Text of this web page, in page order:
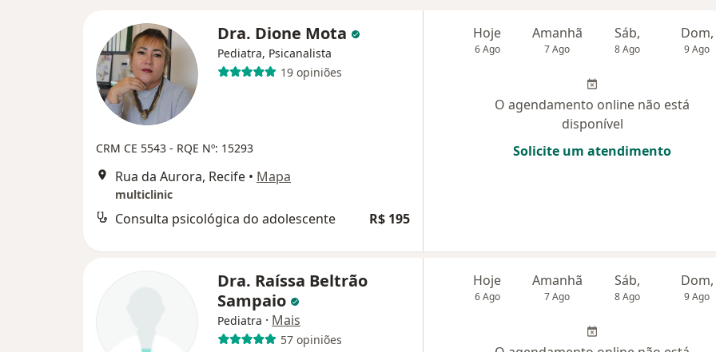
Dra. Dione Mota
Pediatra, Psicanalista
19 opiniões
CRM CE 5543 - RQE Nº: 15293
Rua da Aurora, Recife • Mapa
multiclinic
Consulta psicológica do adolescente R$ 195
Hoje
6 Ago
Amanhã
7 Ago
Sáb,
8 Ago
Dom,
9 Ago
O agendamento online não está
disponível
Solicite um atendimento
Dra. Raíssa Beltrão
Sampaio
Pediatra · Mais
57 opiniões
Hoje
6 Ago
Amanhã
7 Ago
Sáb,
8 Ago
Dom,
9 Ago